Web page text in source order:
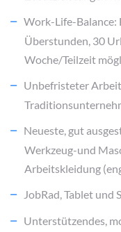
Work-Life-Balance:
Überstunden, 30
Woche/Teilzeit
Unbefristeter
Neueste, gut
Werkzeug-und
Arbeitskleidung
JobRad, Tablet und
Unterstützendes,